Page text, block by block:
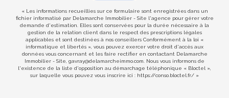
« Les informations recueillies sur ce formulaire sont enregistrées dans un
fichier informatisé par Delamarche Immobilier - Site l'agence pour gérer votre
demande d'estimation. Elles sont conservées pour la durée nécessaire à la
gestion de la relation client dans le respect des prescriptions légales
applicables et sont destinées à nos conseillers Conformément à la loi «
informatique et libertés », vous pouvez exercer votre droit d'accès aux
données vous concernant et les faire rectifier en contactant Delamarche
Immobilier - Site, gavray@delamarcheimmo.com. Nous vous informons de
l'existence de la liste d'opposition au démarchage téléphonique « Bloctel »,
sur laquelle vous pouvez vous inscrire ici : https://conso.bloctel.fr/ »